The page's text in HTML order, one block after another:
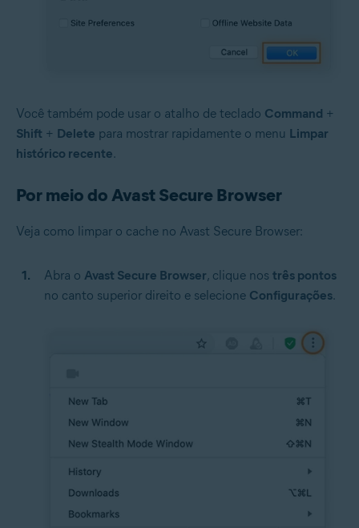
Você também pode usar o atalho de teclado Command +
Shift + Delete para mostrar rapidamente o menu Limpar
histórico recente.
Por meio do Avast Secure Browser
Veja como limpar o cache no Avast Secure Browser:
Abra o Avast Secure Browser, clique nos três pontos
no canto superior direito e selecione Configurações.